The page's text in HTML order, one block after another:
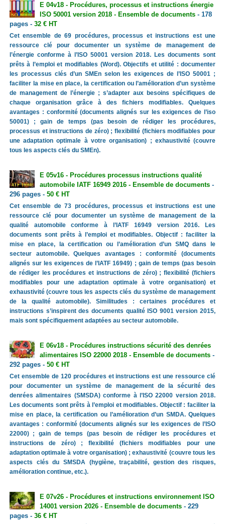
E 04v18 - Procédures, processus et instructions énergie
ISO 50001 version 2018 - Ensemble de documents- 178
pages - 32 € HT
Cet ensemble de 69 procédures, processus et instructions est une
ressource clé pour documenter un système de management de
l’énergie conforme à l’ISO 50001 version 2018. Les documents sont
prêts à l’emploi et modifiables (Word). Objectifs et utilité : documenter
les processus clés d’un SMEn selon les exigences de l’ISO 50001 ;
faciliter la mise en place, la certification ou l’amélioration d’un système
de management de l’énergie ; s’adapter aux besoins spécifiques de
chaque organisation grâce à des fichiers modifiables. Quelques
avantages : conformité (documents alignés sur les exigences de l’iso
50001) ; gain de temps (pas besoin de rédiger les procédures,
processus et instructions de zéro) ; flexibilité (fichiers modifiables pour
une adaptation optimale à votre organisation) ; exhaustivité (couvre
tous les aspects clés du SMEn).
E 05v16 - Procédures processus instructions qualité
automobile IATF 16949 2016 - Ensemble de documents-
296 pages - 50 € HT
Cet ensemble de 73 procédures, processus et instructions est une
ressource clé pour documenter un système de management de la
qualité automobile conforme à l’IATF 16949 version 2016. Les
documents sont prêts à l’emploi et modifiables. Objectif : faciliter la
mise en place, la certification ou l’amélioration d’un SMQ dans le
secteur automobile. Quelques avantages : conformité (documents
alignés sur les exigences de l’IATF 16949) ; gain de temps (pas besoin
de rédiger les procédures et instructions de zéro) ; flexibilité (fichiers
modifiables pour une adaptation optimale à votre organisation) et
exhaustivité (couvre tous les aspects clés du système de management
de la qualité automobile). Similitudes : certaines procédures et
instructions s’inspirent des documents qualité ISO 9001 version 2015,
mais sont spécifiquement adaptées au secteur automobile.
E 06v18 - Procédures instructions sécurité des denrées
alimentaires ISO 22000 2018 - Ensemble de documents-
292 pages - 50 € HT
Cet ensemble de 120 procédures et instructions est une ressource clé
pour documenter un système de management de la sécurité des
denrées alimentaires (SMSDA) conforme à l’ISO 22000 version 2018.
Les documents sont prêts à l’emploi et modifiables. Objectif : faciliter la
mise en place, la certification ou l’amélioration d’un SMDA. Quelques
avantages : conformité (documents alignés sur les exigences de l’ISO
22000) ; gain de temps (pas besoin de rédiger les procédures et
instructions de zéro) ; flexibilité (fichiers modifiables pour une
adaptation optimale à votre organisation) ; exhaustivité (couvre tous les
aspects clés du SMSDA (hygiène, traçabilité, gestion des risques,
amélioration continue, etc.).
E 07v26 - Procédures et instructions environnement ISO
14001 version 2026 - Ensemble de documents- 229
pages - 36 € HT